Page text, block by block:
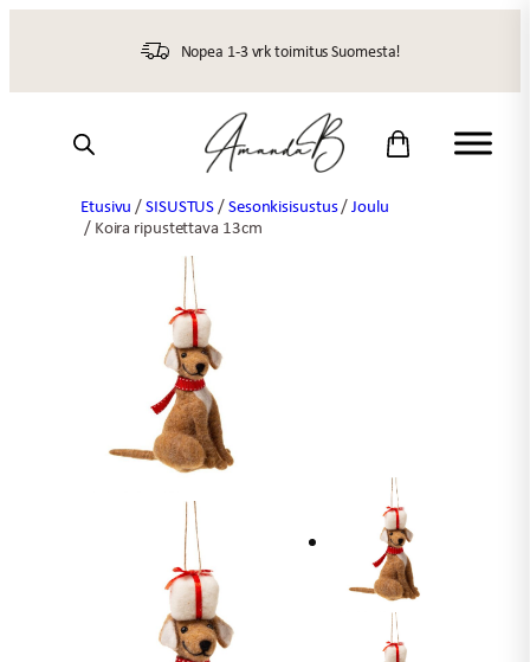
Nopea 1-3 vrk toimitus Suomesta!
Etusivu /SISUSTUS/Sesonkisisustus/Joulu
/ Koira ripustettava 13cm